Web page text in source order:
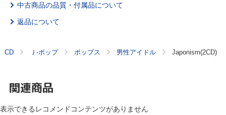
中古商品の品質・付属品について
返品について
CD Ｊ‐ポップ ポップス 男性アイドル Japonism(2CD)
関連商品
表示できるレコメンドコンテンツがありません